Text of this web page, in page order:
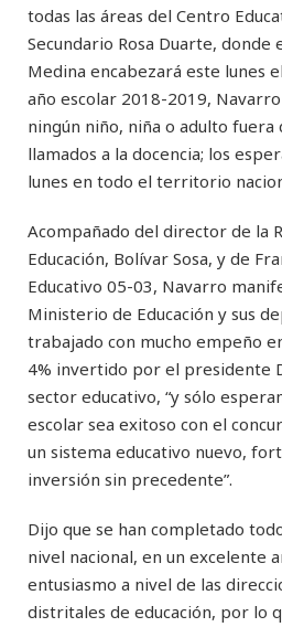
todas las áreas del Centro
Secundario Rosa Duarte,
Medina encabezará este lunes
año escolar 2018-2019, Navarro
ningún niño, niña o adulto fuera
llamados a la docencia; los
lunes en todo el territorio
Acompañado del director de la
Educación, Bolívar Sosa, y de
Educativo 05-03, Navarro
Ministerio de Educación y sus
trabajado con mucho empeño
4% invertido por el presidente
sector educativo, “y sólo
escolar sea exitoso con el
un sistema educativo nuevo,
inversión sin precedente”.
Dijo que se han completado
nivel nacional, en un excelente
entusiasmo a nivel de las
distritales de educación, por lo